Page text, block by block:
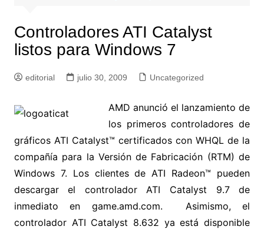
Controladores ATI Catalyst
listos para Windows 7
editorial julio 30, 2009 Uncategorized
AMD anunció el lanzamiento de
los primeros controladores de
gráficos ATI Catalyst™ certificados con WHQL de la
compañía para la Versión de Fabricación (RTM) de
Windows 7. Los clientes de ATI Radeon™ pueden
descargar el controlador ATI Catalyst 9.7 de
inmediato en game.amd.com. Asimismo, el
controlador ATI Catalyst 8.632 ya está disponible